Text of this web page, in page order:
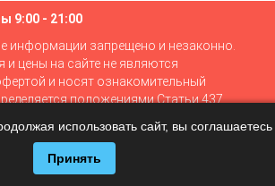
9:00 - 21:00
информации запрещено и незаконно.
цены на сайте не являются
и носят ознакомительный
положениями Статьи 437
конфиденциальности
использовать сайт, вы
Принять